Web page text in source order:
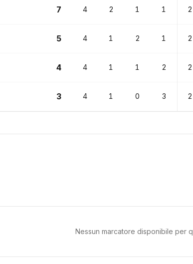
7 4 2 1 1 2
5 4 1 2 1 2
4 4 1 1 2 2
3 4 1 0 3 2
Nessun marcatore disponibile per